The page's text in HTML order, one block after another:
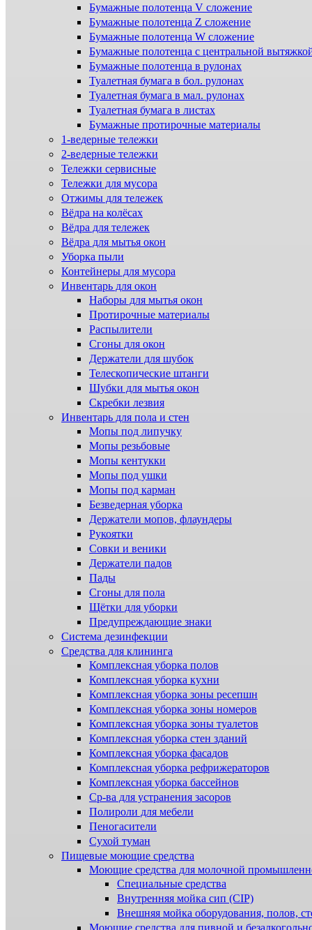
Бумажные полотенца V сложение
Бумажные полотенца Z сложение
Бумажные полотенца W сложение
Бумажные полотенца с центральной
Бумажные полотенца в рулонах
Туалетная бумага в бол. рулонах
Туалетная бумага в мал. рулонах
Туалетная бумага в листах
Бумажные протирочные материалы
1-ведерные тележки
2-ведерные тележки
Тележки сервисные
Тележки для мусора
Отжимы для тележек
Вёдра на колёсах
Вёдра для тележек
Вёдра для мытья окон
Уборка пыли
Контейнеры для мусора
Инвентарь для окон
Наборы для мытья окон
Протирочные материалы
Распылители
Сгоны для окон
Держатели для шубок
Телескопические штанги
Шубки для мытья окон
Скребки лезвия
Инвентарь для пола и стен
Мопы под липучку
Мопы резьбовые
Мопы кентукки
Мопы под ушки
Мопы под карман
Безведерная уборка
Держатели мопов, флаундеры
Рукоятки
Совки и веники
Держатели падов
Пады
Сгоны для пола
Щётки для уборки
Предупреждающие знаки
Система дезинфекции
Cредства для клининга
Комплексная уборка полов
Комплексная уборка кухни
Комплексная уборка зоны ресепшн
Комплексная уборка зоны номеров
Комплексная уборка зоны туалетов
Комплексная уборка стен зданий
Комплексная уборка фасадов
Комплексная уборка рефрижераторов
Комплексная уборка бассейнов
Ср-ва для устранения засоров
Полироли для мебели
Пеногасители
Сухой туман
Пищевые моющие средства
Моющие средства для молочной
Специальные средства
Внутренняя мойка сип (CIP)
Внешняя мойка оборудования, полов,